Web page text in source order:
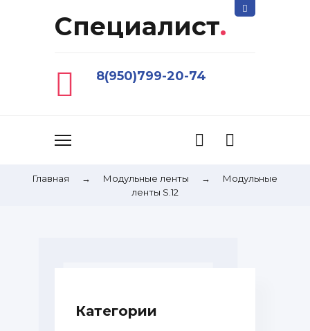
Специалист.
8(950)799-20-74
Главная → Модульные ленты →
Модульные
ленты S.12
Категории